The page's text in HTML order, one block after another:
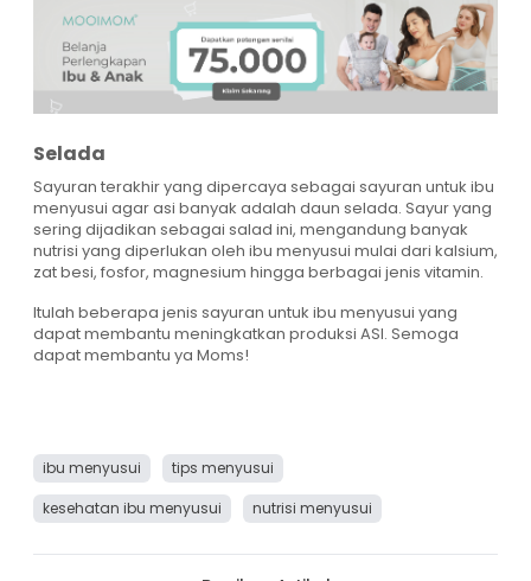
Selada
Sayuran terakhir yang dipercaya sebagai sayuran untuk ibu
menyusui agar asi banyak adalah daun selada. Sayur yang
sering dijadikan sebagai salad ini, mengandung banyak
nutrisi yang diperlukan oleh ibu menyusui mulai dari kalsium,
zat besi, fosfor, magnesium hingga berbagai jenis vitamin.
Itulah beberapa jenis sayuran untuk ibu menyusui yang
dapat membantu meningkatkan produksi ASI. Semoga
dapat membantu ya Moms!
ibu menyusui
tips menyusui
kesehatan ibu menyusui
nutrisi menyusui